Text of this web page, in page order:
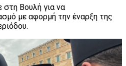
Βουλή για να
με αφορμή την έναρξη της